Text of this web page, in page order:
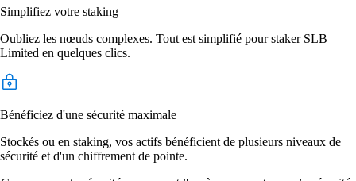
Simplifiez votre staking
Oubliez les nœuds complexes. Tout est simplifié pour staker SLB
Limited en quelques clics.
Bénéficiez d'une sécurité maximale
Stockés ou en staking, vos actifs bénéficient de plusieurs niveaux de
sécurité et d'un chiffrement de pointe.